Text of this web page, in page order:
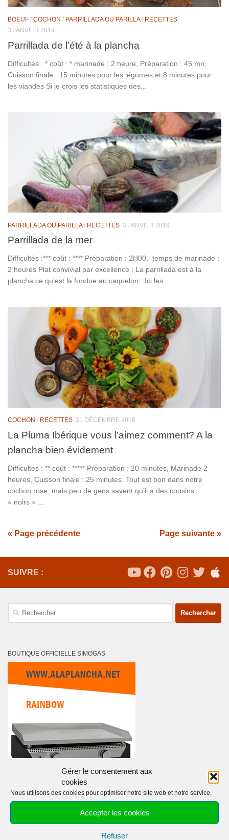
Gérer le consentement aux
cookies
Nous utilisons des cookies pour optimiser notre site web et notre service.
Accepter les cookies
Refuser
BOEUF / COCHON / PARRILLADA OU PARILLA/ RECETTES
3 JANVIER 2019
Parrillada de l’été à la plancha
Difficultés : * coût : * marinade : 2 heure, Préparation : 45 mn,
Cuisson finale : 15 minutes pour les légumes et 8 minutes pour
les viandes Si je crois les statistiques des...
PARRILLADA OU PARILLA/ RECETTES 3 JANVIER 2019
Parrillada de la mer
Difficultés :*** coût : **** Préparation : 2H00, temps de marinade :
2 heures Plat convivial par excellence : La parrillada est à la
plancha ce qu’est la fondue au caquelon : Ici les...
COCHON / RECETTES 31 DÉCEMBRE 2018
La Pluma Ibérique vous l’aimez comment? A la
plancha bien évidement
Difficultés : ** coût : ***** Préparation : 20 minutes, Marinade 2
heures, Cuisson finale : 25 minutes. Tout est bon dans notre
cochon rose, mais peu de gens savent qu’il a des cousins
« noirs » ...
« Page précédente Page suivante »
SUIVRE :
Rechercher :
BOUTIQUE OFFICIELLE SIMOGAS